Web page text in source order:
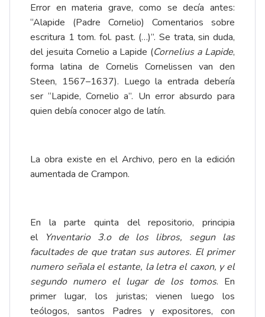
Error en materia grave, como se decía antes:
“Alapide (Padre Cornelio) Comentarios sobre
escritura 1 tom. fol. past. (…)”. Se trata, sin duda,
del jesuita Cornelio a Lapide (Cornelius a Lapide,
forma latina de Cornelis Cornelissen van den
Steen, 1567–1637). Luego la entrada debería
ser “Lapide, Cornelio a”. Un error absurdo para
quien debía conocer algo de latín.
La obra existe en el Archivo, pero en la edición
aumentada de Crampon.
En la parte quinta del repositorio, principia
el
Ynventario 3.o de los libros, segun las
facultades de que tratan sus autores. El primer
numero señala el estante, la letra el caxon, y el
segundo numero el lugar de los tomos. En
primer lugar, los juristas; vienen luego los
teólogos, santos Padres y expositores, con